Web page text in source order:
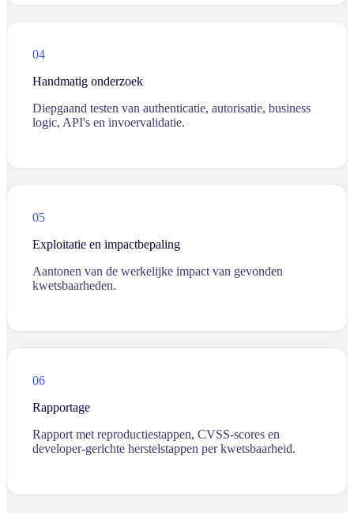
04
Handmatig onderzoek
Diepgaand testen van authenticatie, autorisatie, business
logic, API's en invoervalidatie.
05
Exploitatie en impactbepaling
Aantonen van de werkelijke impact van gevonden
kwetsbaarheden.
06
Rapportage
Rapport met reproductiestappen, CVSS-scores en
developer-gerichte herstelstappen per kwetsbaarheid.